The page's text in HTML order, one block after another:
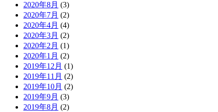
2020年8月 (3)
2020年7月 (2)
2020年4月 (4)
2020年3月 (2)
2020年2月 (1)
2020年1月 (2)
2019年12月 (1)
2019年11月 (2)
2019年10月 (2)
2019年9月 (3)
2019年8月 (2)